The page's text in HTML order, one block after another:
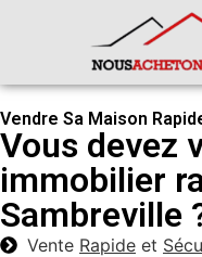
Vendre Sa Maison
Vous devez
immobilier
Sambreville
Vente Rapide et